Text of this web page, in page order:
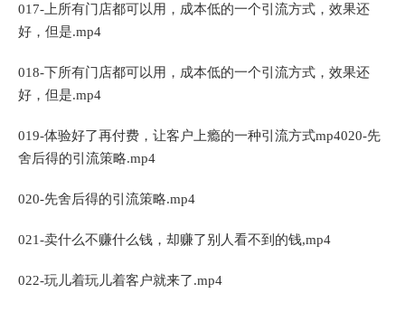
017-上所有门店都可以用，成本低的一个引流方式，效果还
好，但是.mp4
018-下所有门店都可以用，成本低的一个引流方式，效果还
好，但是.mp4
019-体验好了再付费，让客户上瘾的一种引流方式mp4020-先
舍后得的引流策略.mp4
020-先舍后得的引流策略.mp4
021-卖什么不赚什么钱，却赚了别人看不到的钱,mp4
022-玩儿着玩儿着客户就来了.mp4